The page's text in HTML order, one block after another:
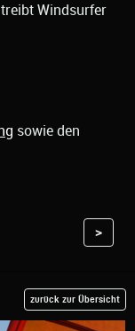
Windsurfer
sowie den
>
zurück zur Übersicht